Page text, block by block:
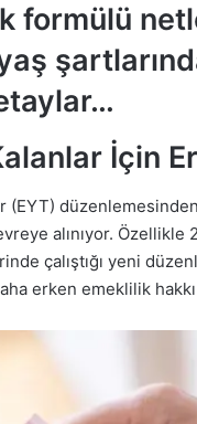
formülü
yaş
İçin
(EYT)
alınıyor. Özellikle
çalıştığı yeni
erken emeklilik